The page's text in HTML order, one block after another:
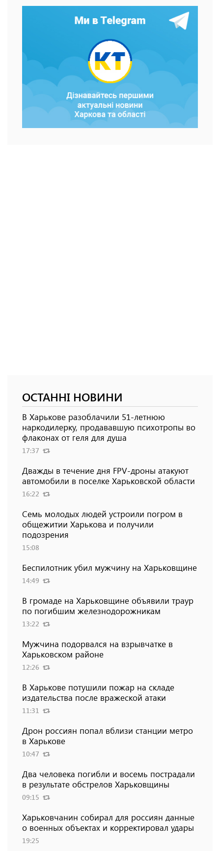
ОСТАННІ НОВИНИ
В Харькове разоблачили 51-летнюю
наркодилерку, продававшую психотропы во
флаконах от геля для душа
17:37
Дважды в течение дня FPV-дроны атакуют
автомобили в поселке Харьковской области
16:22
Семь молодых людей устроили погром в
общежитии Харькова и получили
подозрения
15:08
Беспилотник убил мужчину на Харьковщине
14:49
В громаде на Харьковщине объявили траур
по погибшим железнодорожникам
13:22
Мужчина подорвался на взрывчатке в
Харьковском районе
12:26
В Харькове потушили пожар на складе
издательства после вражеской атаки
11:31
Дрон россиян попал вблизи станции метро
в Харькове
10:47
Два человека погибли и восемь пострадали
в результате обстрелов Харьковщины
09:15
Харьковчанин собирал для россиян данные
о военных объектах и ​​корректировал удары
19:25